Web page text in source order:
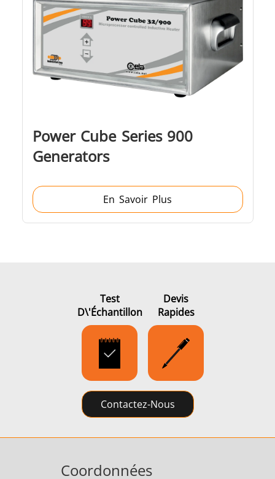
Outils
métalliques
Semi-
conducteurs
Tube et
Power Cube Series 900
Generators
En Savoir Plus
Test
D\'échantillon
Devis
Rapides
Contactez-Nous
Coordonnées